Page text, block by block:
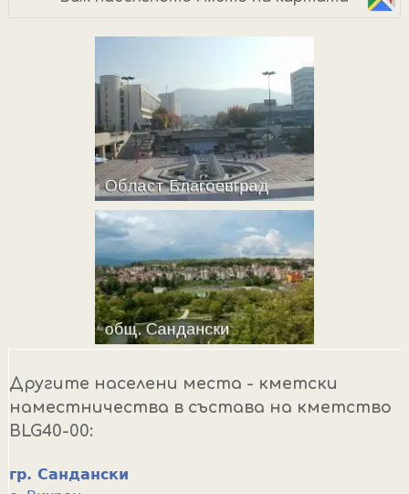
Другите населени места - кметски
наместничества в състава на кметство
BLG40-00:
гр. Сандански